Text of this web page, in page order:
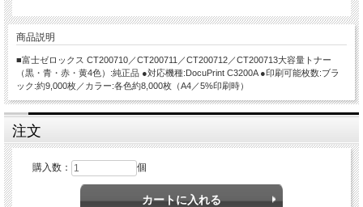
商品説明
■富士ゼロックス CT200710／CT200711／CT200712／CT200713大容量トナー
（黒・青・赤・黄4色）:純正品 ●対応機種:DocuPrint C3200A ●印刷可能枚数:ブラ
ック:約9,000枚／カラー:各色約8,000枚（A4／5%印刷時）
注文
購入数： 個